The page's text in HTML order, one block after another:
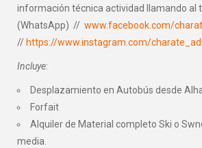
información técnica actividad llamando al
(WhatsApp) // www.facebook.com/
// https://www.instagram.com/
Incluye:
Desplazamiento en Autobús desde
Forfait
Alquiler de Material completo Ski o
media.